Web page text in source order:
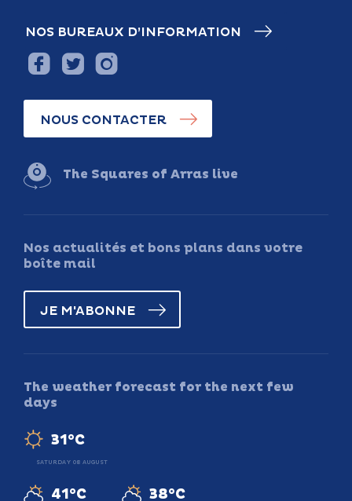
NOS BUREAUX D’INFORMATION
NOUS CONTACTER
The Squares of Arras live
Nos actualités et bons plans dans votre
boîte mail
JE M'ABONNE
The weather forecast for the next few
days
31°C
SATURDAY 08 AUGUST
41°C 38°C